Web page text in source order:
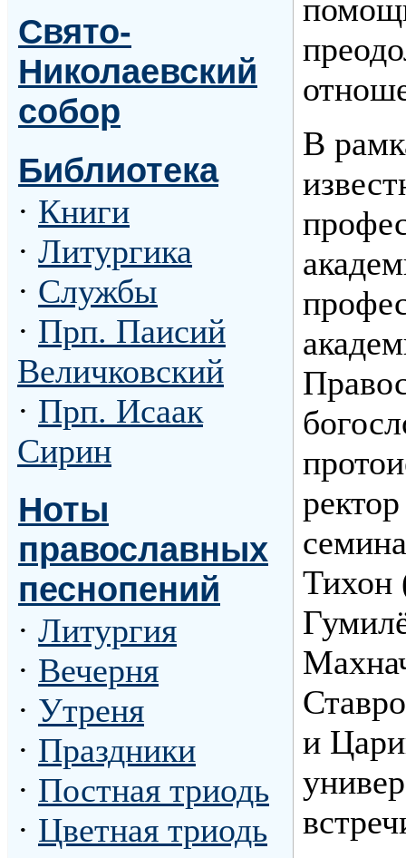
Свято-
Николаевский
собор
Библиотека
· Книги
· Литургика
· Службы
· Прп. Паисий
Величковский
· Прп. Исаак
Сирин
Ноты
православных
песнопений
· Литургия
· Вечерня
· Утреня
· Праздники
· Постная триодь
· Цветная триодь
В
Тихон
и